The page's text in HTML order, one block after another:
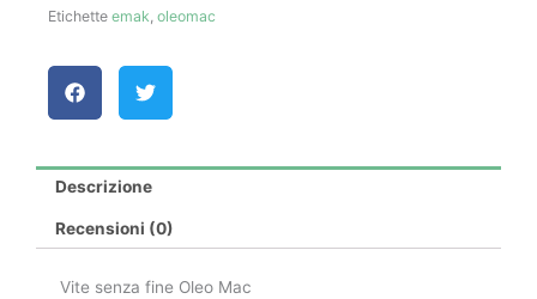
Etichette emak, oleomac
Descrizione
Recensioni (0)
Vite senza fine Oleo Mac